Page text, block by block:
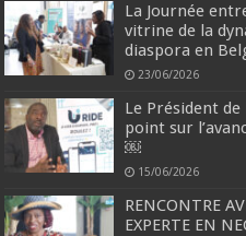
La Journée
vitrine de la
diaspora en
23/06/2026
Le Président
point sur
￼
15/06/2026
RENCONTRE
EXPERTE EN